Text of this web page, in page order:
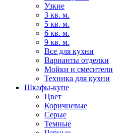
Узкие
3 кв. м.
5 кв. м.
6 кв. м.
9 кв. м.
Все для кухни
Варианты отделки
Мойки и смесители
Техника для кухни
Шкафы-купе
Цвет
Коричневые
Серые
Темные